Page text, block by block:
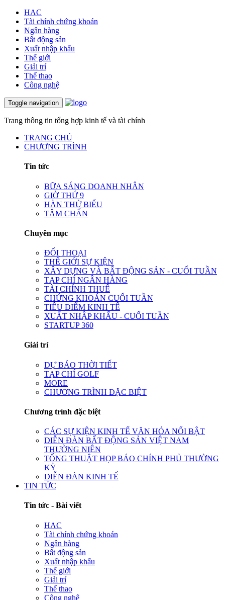
HAC
Tài chính chứng khoán
Ngân hàng
Bất động sản
Xuất nhập khẩu
Thế giới
Giải trí
Thể thao
Công nghệ
Toggle navigation
Trang thông tin tổng hợp kinh tế và tài chính
TRANG CHỦ
CHƯƠNG TRÌNH
Tin tức
BỮA SÁNG DOANH NHÂN
GIỜ THỨ 9
HÀN THỬ BIỂU
TÂM CHẤN
Chuyên mục
ĐỐI THOẠI
THẾ GIỚI SỰ KIỆN
XÂY DỰNG VÀ BẤT ĐỘNG SẢN - CUỐI TUẦN
TẠP CHÍ NGÂN HÀNG
TÀI CHÍNH THUẾ
CHỨNG KHOÁN CUỐI TUẦN
TIÊU ĐIỂM KINH TẾ
XUẤT NHẬP KHẨU - CUỐI TUẦN
STARTUP 360
Giải trí
DỰ BÁO THỜI TIẾT
TẠP CHÍ GOLF
MORE
CHƯƠNG TRÌNH ĐẶC BIỆT
Chương trình đặc biệt
CÁC SỰ KIỆN KINH TẾ VĂN HÓA NỔI BẬT
DIỄN ĐÀN BẤT ĐỘNG SẢN VIỆT NAM
THƯỜNG NIÊN
TỔNG THUẬT HỌP BÁO CHÍNH PHỦ THƯỜNG
KỲ
DIỄN ĐÀN KINH TẾ
TIN TỨC
Tin tức - Bài viết
HAC
Tài chính chứng khoán
Ngân hàng
Bất động sản
Xuất nhập khẩu
Thế giới
Giải trí
Thể thao
Công nghệ